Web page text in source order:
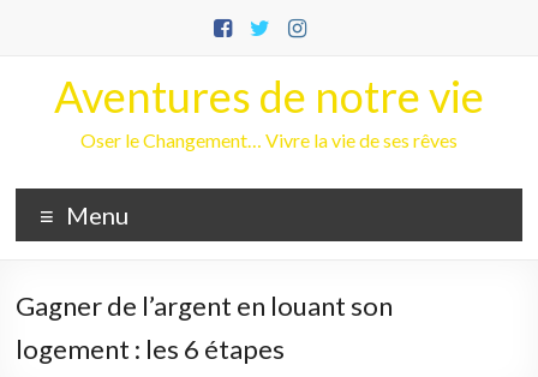
Aventures de notre vie
Oser le Changement… Vivre la vie de ses rêves
Menu
Gagner de l’argent en louant son
logement : les 6 étapes